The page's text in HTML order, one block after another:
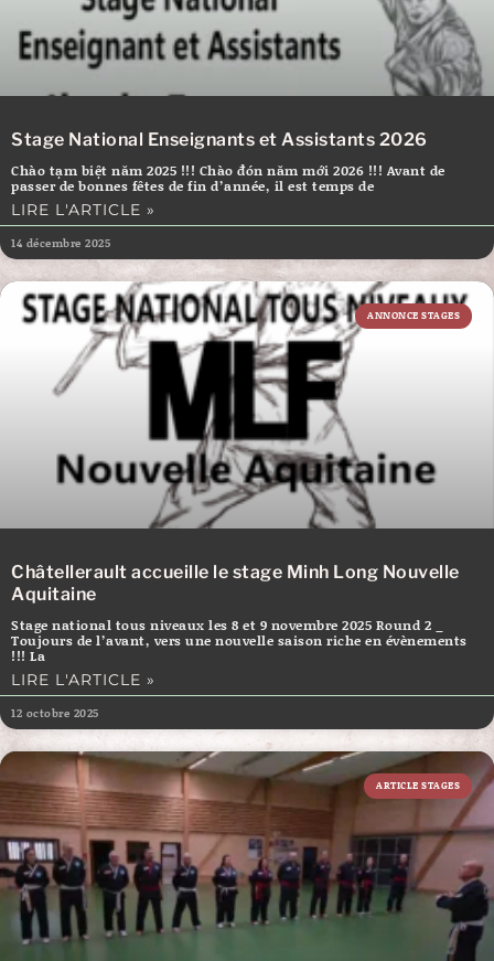
Stage National Enseignants et Assistants 2026
Chào tạm biệt năm 2025 !!! Chào đón năm mới 2026 !!! Avant de
passer de bonnes fêtes de fin d’année, il est temps de
LIRE L'ARTICLE »
14 décembre 2025
ANNONCE STAGES
Châtellerault accueille le stage Minh Long Nouvelle
Aquitaine
Stage national tous niveaux les 8 et 9 novembre 2025 Round 2 _
Toujours de l’avant, vers une nouvelle saison riche en évènements
!!! La
LIRE L'ARTICLE »
12 octobre 2025
ARTICLE STAGES